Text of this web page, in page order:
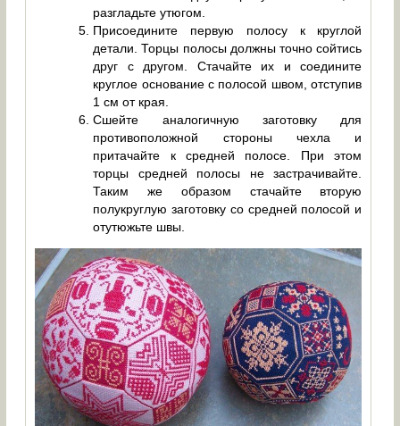
разгладьте утюгом.
Присоедините первую полосу к круглой
детали. Торцы полосы должны точно сойтись
друг с другом. Стачайте их и соедините
круглое основание с полосой швом, отступив
1 см от края.
Сшейте аналогичную заготовку для
противоположной стороны чехла и
притачайте к средней полосе. При этом
торцы средней полосы не застрачивайте.
Таким же образом стачайте вторую
полукруглую заготовку со средней полосой и
отутюжьте швы.